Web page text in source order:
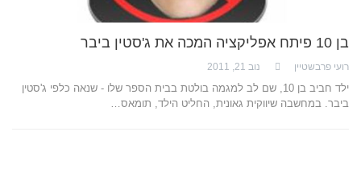
בן 10 פיתח אפליקציה המכה את ג'סטין ביבר
רועי פרבשטיין נוב 21, 2011
ילד חביב בן 10, שם לב למגמה בולטת בבית הספר שלו - שנאה כלפי ג'סטין
ביבר. במחשבה שיווקית גאונית, החליט הילד, תומאס…